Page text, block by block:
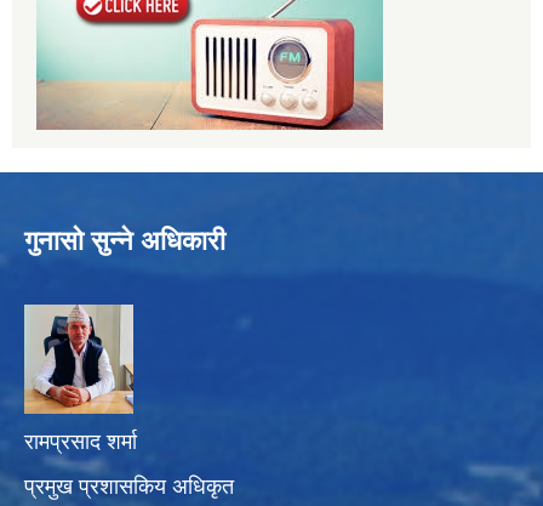
गुनासो सुन्ने अधिकारी
रामप्रसाद शर्मा
प्रमुख प्रशासकिय अधिकृत